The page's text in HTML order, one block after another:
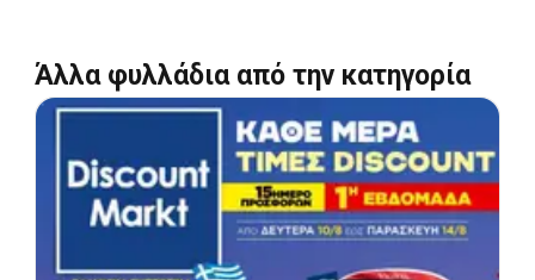
Άλλα φυλλάδια από την κατηγορία